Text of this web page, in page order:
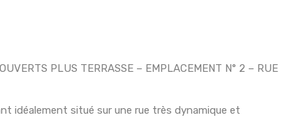
PLUS TERRASSE – EMPLACEMENT N° 2 – RUE
idéalement situé sur une rue très dynamique et